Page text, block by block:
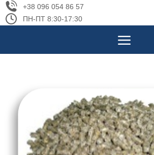
+38 096 054 86 57
ПН-ПТ 8:30-17:30